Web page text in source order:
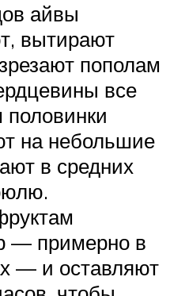
айвы
вытирают
пополам
все
половинки
на небольшие
в средних
— примерно в
— и оставляют